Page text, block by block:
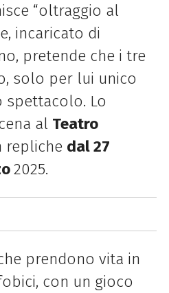
“oltraggio al
incaricato di
pretende che i tre
solo per lui unico
spettacolo. Lo
al Teatro
repliche dal 27
2025.
prendono vita in
con un gioco